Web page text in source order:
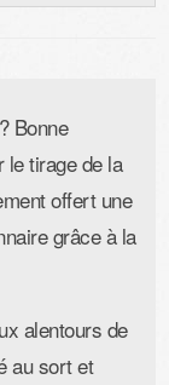
Bonne
le tirage de la
offert une
grâce à la
alentours de
au sort et